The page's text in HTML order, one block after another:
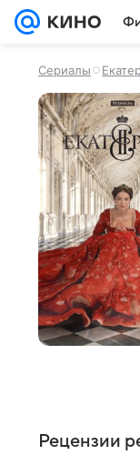
Сериалы
Рецензии